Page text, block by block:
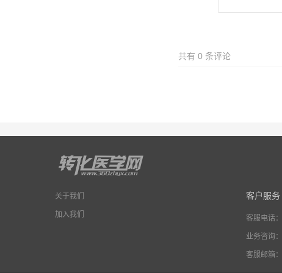
共有 0 条评论
关于我们
加入我们
客户服务
客服电话：
业务咨询：
客服邮箱：